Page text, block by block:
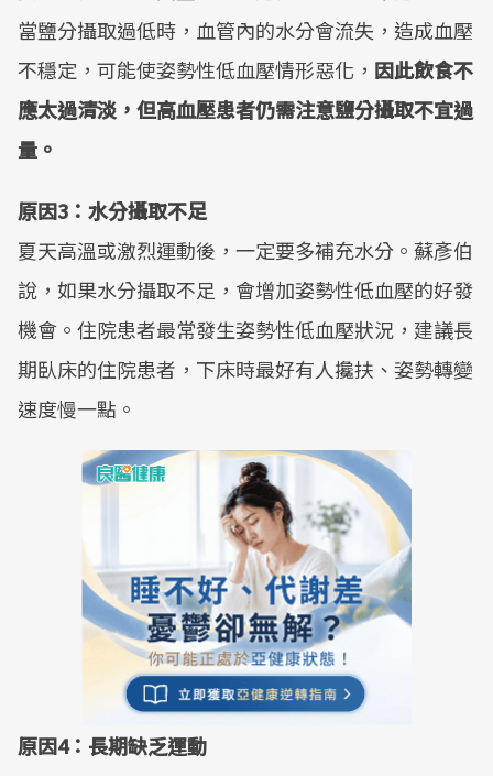
當鹽分攝取過低時，血管內的水分會流失，造成血壓
不穩定，可能使姿勢性低血壓情形惡化， 因此飲食不
應太過清淡，但高血壓患者仍需注意鹽分攝取不宜過
量。
原因3：水分攝取不足
夏天高溫或激烈運動後，一定要多補充水分。蘇彥伯
說，如果水分攝取不足，會增加姿勢性低血壓的好發
機會。住院患者最常發生姿勢性低血壓狀況，建議長
期臥床的住院患者，下床時最好有人攙扶、姿勢轉變
速度慢一點。
原因4：長期缺乏運動